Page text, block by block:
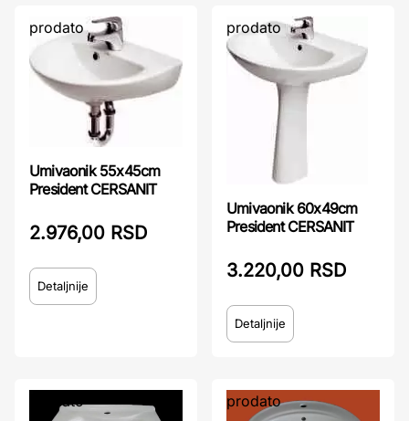
prodato
Umivaonik 55x45cm
President CERSANIT
2.976,00 RSD
Detaljnije
prodato
Umivaonik 60x49cm
President CERSANIT
3.220,00 RSD
Detaljnije
prodato prodato